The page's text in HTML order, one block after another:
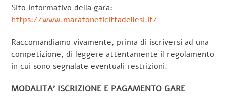
Sito informativo della gara:
https://www.maratoneticittadellesi.it/
Raccomandiamo vivamente, prima di iscriversi ad una
competizione, di leggere attentamente il regolamento
in cui sono segnalate eventuali restrizioni.
MODALITA’ ISCRIZIONE E PAGAMENTO GARE